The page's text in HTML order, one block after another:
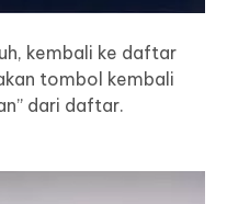
kembali ke daftar
tombol kembali
dari daftar.